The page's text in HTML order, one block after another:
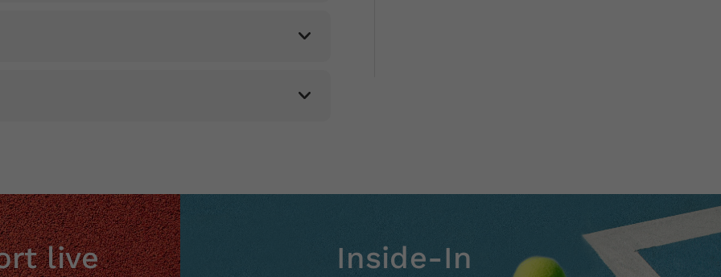
live
Inside-In
Webseiten-Betreiber dies eingestellt hat.